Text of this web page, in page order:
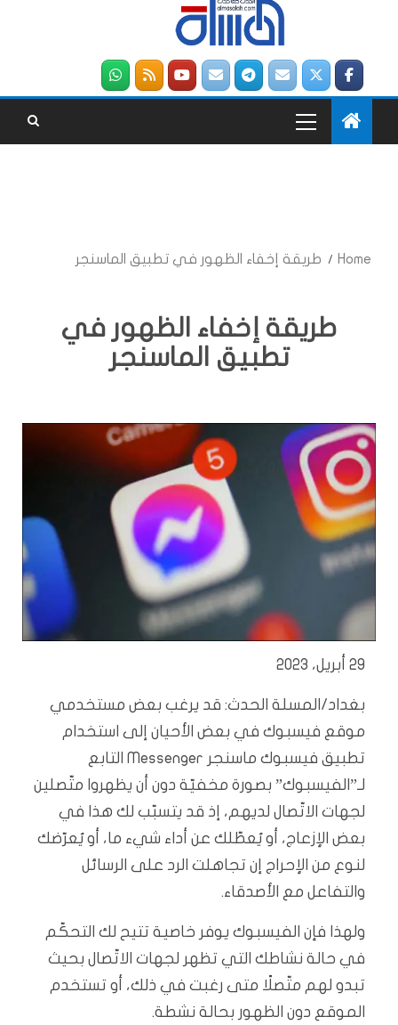
Home طريقة إخفاء الظهور في تطبيق الماسنجر
طريقة إخفاء الظهور في
تطبيق الماسنجر
29 أبريل، 2023
بغداد/المسلة الحدث: قد يرغب بعض مستخدمي
موقع فيسبوك في بعض الأحيان إلى استخدام
تطبيق فيسبوك ماسنجر Messenger التابع
لـ”الفيسبوك” بصورة مخفيّة دون أن يظهروا متّصلين
لجهات الاتّصال لديهم، إذ قد يتسبّب لك هذا في
بعض الإزعاج، أو يُعطّلك عن أداء شيء ما، أو يُعرّضك
لنوع من الإحراج إن تجاهلت الرد على الرسائل
والتفاعل مع الأصدقاء.
ولهذا فإن الفيسبوك يوفر خاصية تتيح لك التحكّم
في حالة نشاطك التي تظهر لجهات الاتّصال بحيث
تبدو لهم متّصلًا متى رغبت في ذلك، أو تستخدم
الموقع دون الظهور بحالة نشطة.